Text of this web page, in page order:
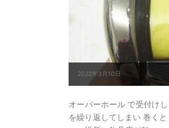
2022年3月10日
オーバーホール で受付け
を繰り返してしまい 巻く